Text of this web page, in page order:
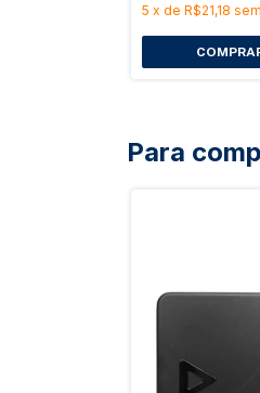
5 x de R$21,18
Para